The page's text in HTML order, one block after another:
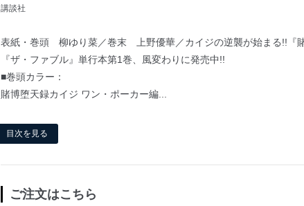
講談社
表紙・巻頭 柳ゆり菜／巻末 上野優華／カイジの逆襲が始まる!!『
『ザ・ファブル』単行本第1巻、風変わりに発売中!!
■巻頭カラー：
賭博堕天録カイジ ワン・ポーカー編...
目次を見る
ご注文はこちら